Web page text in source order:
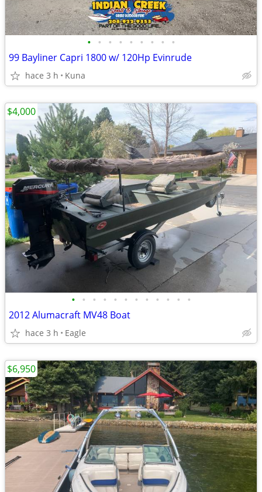
• • • • • • • • •
99 Bayliner Capri 1800 w/ 120Hp Evinrude
hace 3 h Kuna
• • • • • • • • • • • •
2012 Alumacraft MV48 Boat
hace 3 h Eagle
$4,000
$6,950